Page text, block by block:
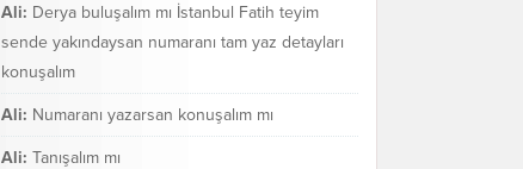
Ali: Derya buluşalım mı İstanbul Fatih teyim
sende yakındaysan numaranı tam yaz detayları
konuşalım
Ali: Numaranı yazarsan konuşalım mı
Ali: Tanışalım mı